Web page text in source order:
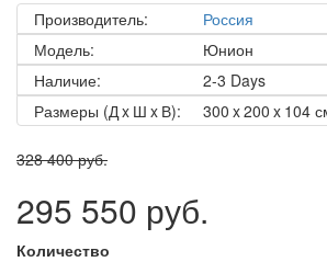
Производитель:
Россия
Модель:
Юнион
Наличие:
2-3 Days
Размеры (Д x Ш x В):
300 x 200 x 104
328 400 руб.
295 550 руб.
Количество